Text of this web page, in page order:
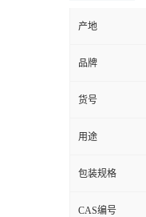
产地
品牌
货号
用途
包装规格
CAS编号